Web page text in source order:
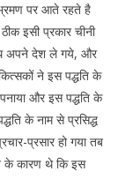
पर आते रहते है
इसी प्रकार चीनी
अपने देश ले गये, और
ने इस पद्धति के
और इस पद्धति के
के नाम से प्रसिद्ध
प्रसार हो गया तब
के कारण थे कि इस